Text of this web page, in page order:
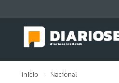
Inicio Nacional